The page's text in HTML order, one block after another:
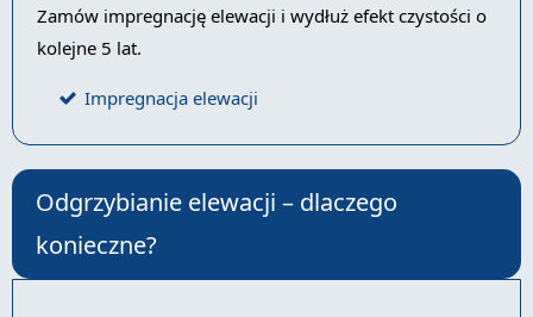
Zamów impregnację elewacji i wydłuż efekt czystości o
kolejne 5 lat.
Impregnacja elewacji
Odgrzybianie elewacji – dlaczego
konieczne?